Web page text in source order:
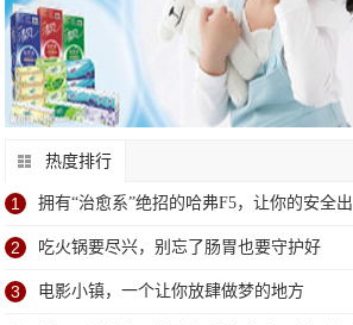
热度排行
1 拥有“治愈系”绝招的哈弗F5，让你的安全出
2 吃火锅要尽兴，别忘了肠胃也要守护好
3 电影小镇，一个让你放肆做梦的地方